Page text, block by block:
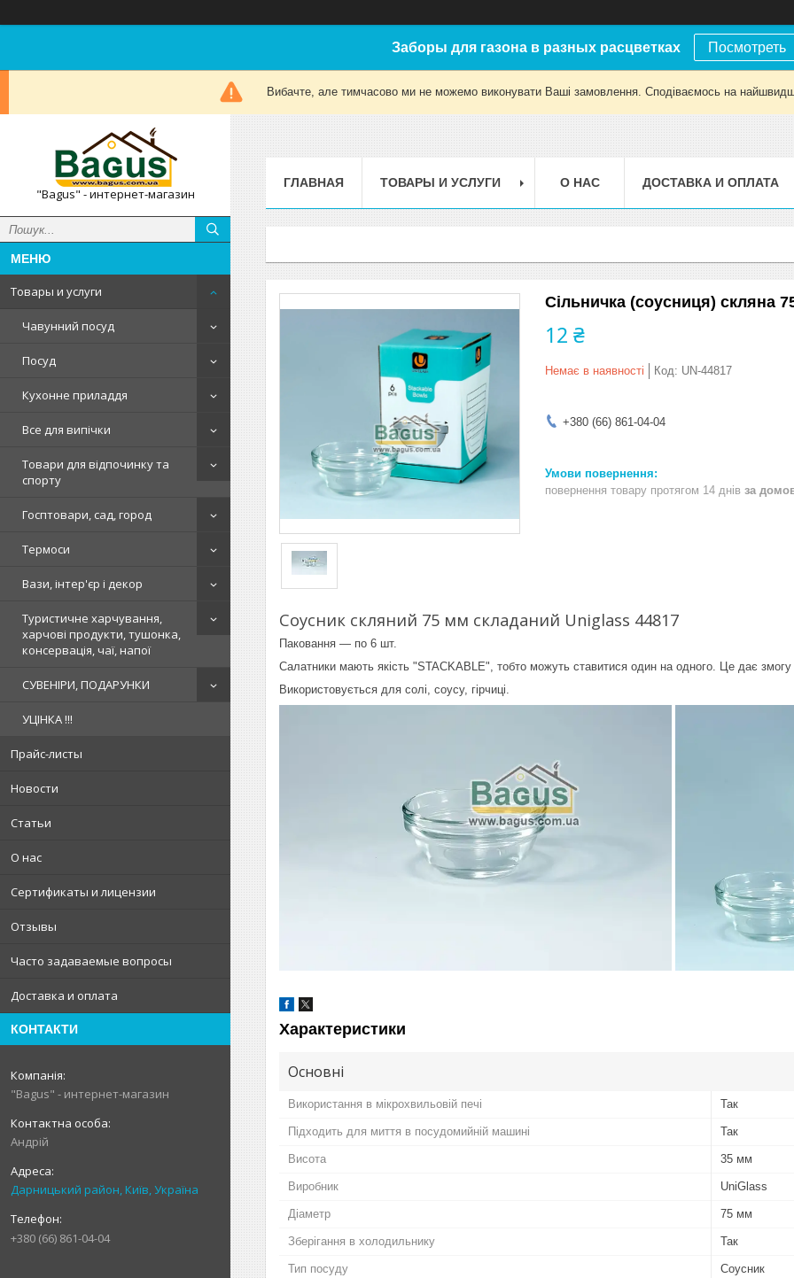
Заборы для газона в разных расцветках Посмотреть
Вибачте, але тимчасово ми не можемо виконувати Ваші замовлення. Сподіваємось на
"Bagus" - интернет-магазин
Товары и услуги
Чавунний посуд
Посуд
Кухонне приладдя
Все для випічки
Товари для відпочинку та
спорту
Госптовари, сад, город
Термоси
Вази, інтер'єр і декор
Туристичне харчування,
харчові продукти, тушонка,
консервація, чаї, напої
СУВЕНІРИ, ПОДАРУНКИ
УЦІНКА !!!
Прайс-листы
Новости
Статьи
О нас
Сертификаты и лицензии
Отзывы
Часто задаваемые вопросы
Доставка и оплата
КОНТАКТИ
"Bagus" - интернет-магазин
Андрій
Дарницький район, Київ, Україна
+380 (66) 861-04-04
ГЛАВНАЯ ТОВАРЫ И УСЛУГИ О НАС ДОСТАВКА И ОПЛАТА
Сільничка (соусниця) скляна
12 ₴
Немає в наявності Код: UN-44817
+380 (66) 861-04-04
повернення товару протягом 14 днів за
Соусник скляний 75 мм складаний Uniglass 44817
Паковання — по 6 шт.
Салатники мають якість "STACKABLE", тобто можуть ставитися один на одного. Це дає змогу
Використовується для солі, соусу, гірчиці.
Характеристики
Основні
Використання в мікрохвильовій печі Так
Підходить для миття в посудомийній машині Так
Висота 35 мм
Виробник UniGlass
Діаметр 75 мм
Зберігання в холодильнику Так
Тип посуду Соусник